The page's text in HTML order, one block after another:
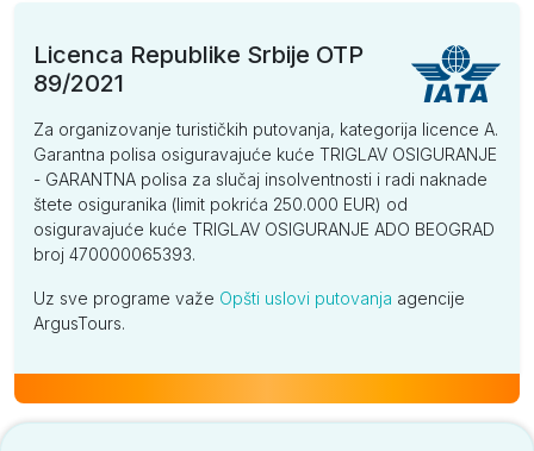
Licenca Republike Srbije OTP
89/2021
Za organizovanje turističkih putovanja, kategorija licence A.
Garantna polisa osiguravajuće kuće TRIGLAV OSIGURANJE
- GARANTNA polisa za slučaj insolventnosti i radi naknade
štete osiguranika (limit pokrića 250.000 EUR) od
osiguravajuće kuće TRIGLAV OSIGURANJE ADO BEOGRAD
broj 470000065393.
Uz sve programe važe Opšti uslovi putovanja agencije
ArgusTours.